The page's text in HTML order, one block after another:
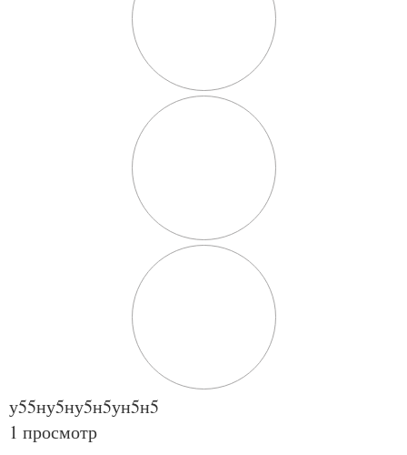
у55ну5ну5н5ун5н5
1 просмотр